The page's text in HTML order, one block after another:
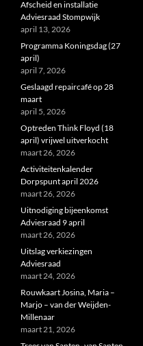
Afscheid en installatie
Adviesraad Stompwijk
april 13, 2026
Programma Koningsdag (27
april)
april 7, 2026
Geslaagd repaircafé op 28
maart
april 5, 2026
Optreden Think Floyd (18
april) vrijwel uitverkocht
maart 26, 2026
Activiteitenkalender
Dorpspunt april 2026
maart 26, 2026
Uitnodiging bijeenkomst
Adviesraad 9 april
maart 26, 2026
Uitslag verkiezingen
Adviesraad
maart 24, 2026
Rouwkaart Josina, Maria –
Marjo – van der Weijden-
Millenaar
maart 21, 2026